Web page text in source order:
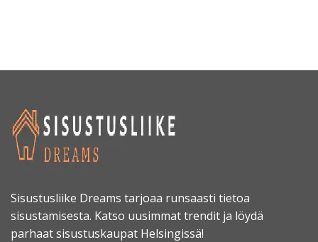
Sisustusliike Dreams tarjoaa runsaasti tietoa
sisustamisesta. Katso uusimmat trendit ja löydä
parhaat sisustuskaupat Helsingissä!